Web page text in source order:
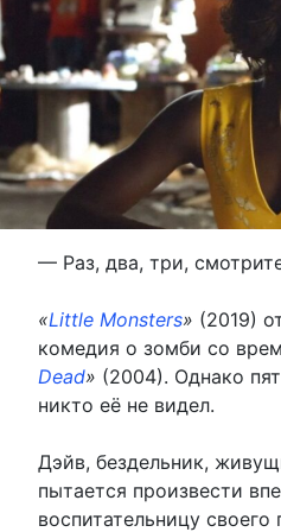
— Раз, два, три,
«Little Monsters» (2019)
комедия о зомби со
Dead» (2004). Однако
никто её не видел.
Дэйв, бездельник,
пытается произвести
воспитательницу